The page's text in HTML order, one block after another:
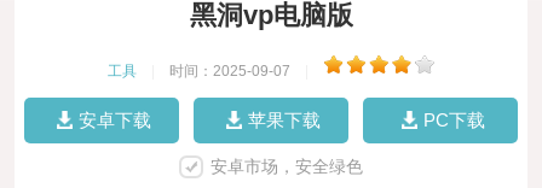
黑洞vp电脑版
工具 时间：2025-09-07
安卓下载 苹果下载 PC下载
安卓市场，安全绿色